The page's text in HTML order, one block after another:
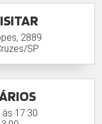
2889
SP
17:30